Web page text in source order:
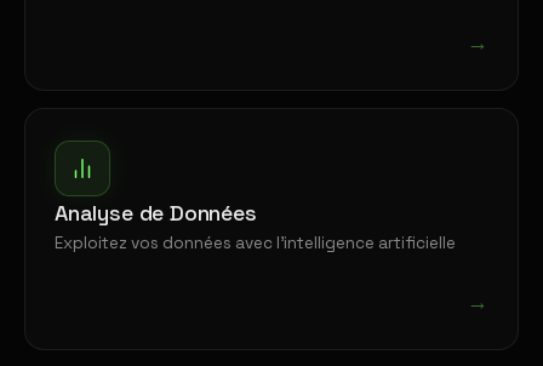
→
Analyse de Données
Exploitez vos données avec l'intelligence artificielle
→